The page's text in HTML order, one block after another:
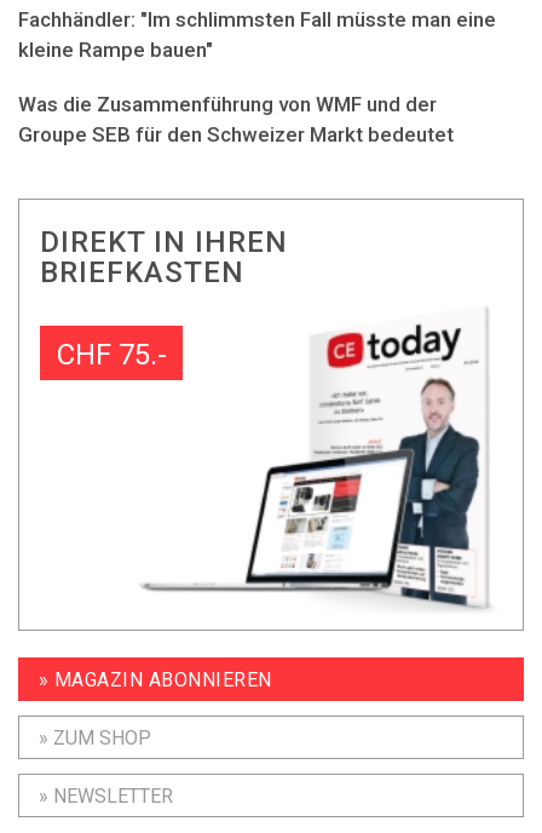
Fachhändler: "Im schlimmsten Fall müsste man eine
kleine Rampe bauen"
Was die Zusammenführung von WMF und der
Groupe SEB für den Schweizer Markt bedeutet
DIREKT IN IHREN
BRIEFKASTEN
CHF 75.-
» MAGAZIN ABONNIEREN
» ZUM SHOP
» NEWSLETTER